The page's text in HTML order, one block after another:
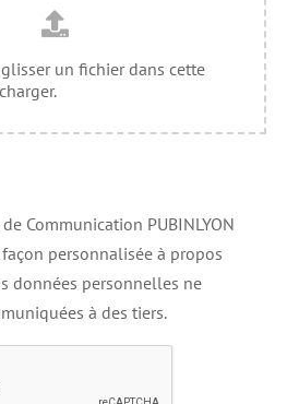
un fichier dans cette
Communication PUBINLYON
personnalisée à propos
données personnelles ne
à des tiers.